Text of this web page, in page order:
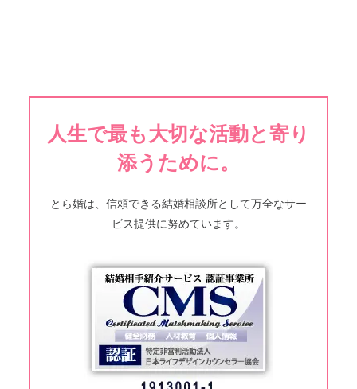
人生で最も大切な活動と寄り
添うために。
とら婚は、信頼できる結婚相談所として万全なサー
ビス提供に努めています。